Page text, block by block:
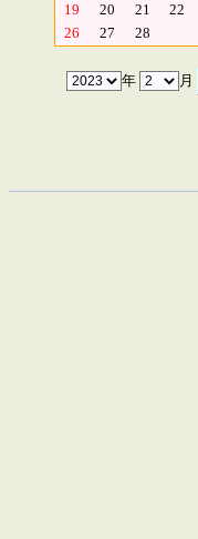
19
20 21 22
26
27 28
年 月